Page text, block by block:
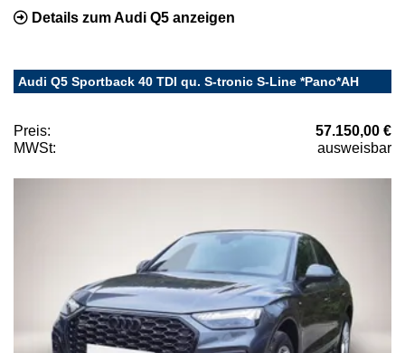
Details zum Audi Q5 anzeigen
Audi Q5 Sportback 40 TDI qu. S-tronic S-Line *Pano*AH
Preis:
57.150,00 €
MWSt:
ausweisbar